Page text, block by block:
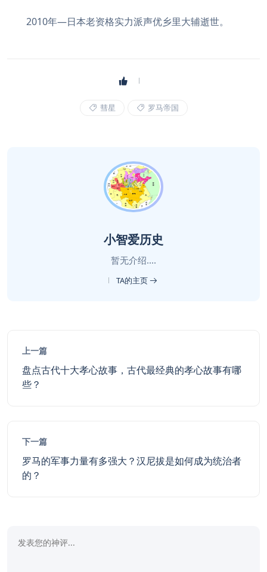
2010年—日本老资格实力派声优乡里大辅逝世。
彗星 罗马帝国
小智爱历史
暂无介绍....
TA的主页
上一篇
盘点古代十大孝心故事，古代最经典的孝心故事有哪
些？
下一篇
罗马的军事力量有多强大？汉尼拔是如何成为统治者
的？